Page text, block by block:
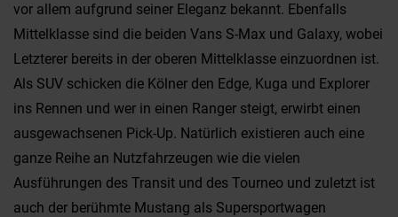
vor allem aufgrund seiner Eleganz bekannt. Ebenfalls
Mittelklasse sind die beiden Vans S-Max und Galaxy, wobei
Letzterer bereits in der oberen Mittelklasse einzuordnen ist.
Als SUV schicken die Kölner den Edge, Kuga und Explorer
ins Rennen und wer in einen Ranger steigt, erwirbt einen
ausgewachsenen Pick-Up. Natürlich existieren auch eine
ganze Reihe an Nutzfahrzeugen wie die vielen
Ausführungen des Transit und des Tourneo und zuletzt ist
auch der berühmte Mustang als Supersportwagen